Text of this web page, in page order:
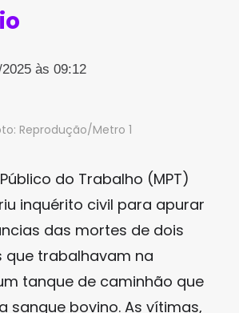
às 09:12
Reprodução/Metro 1
do Trabalho (MPT)
inquérito civil para apurar
das mortes de dois
que trabalhavam na
tanque de caminhão que
sangue bovino. As vítimas,